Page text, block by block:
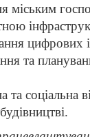
міським
цифрових
та
та соціальна